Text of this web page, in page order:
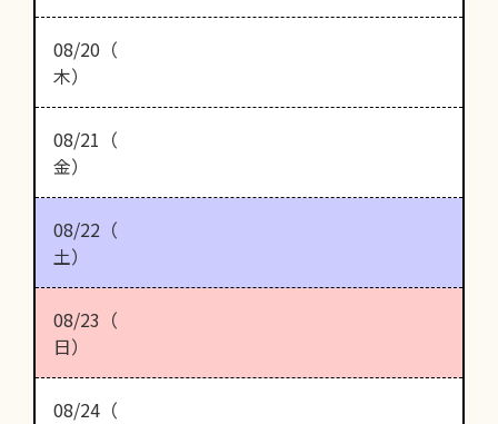
08/20（
木）
08/21（
金）
08/22（
土）
08/23（
日）
08/24（